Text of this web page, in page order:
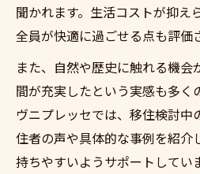
聞かれます。生活コストが抑え
全員が快適に過ごせる点も評価
また、自然や歴史に触れる機
間が充実したという実感も多く
ヴニプレッセでは、移住検討中
住者の声や具体的な事例を紹介
持ちやすいようサポートしてい